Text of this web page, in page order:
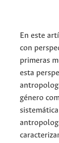
En este
con
primeras
esta
género